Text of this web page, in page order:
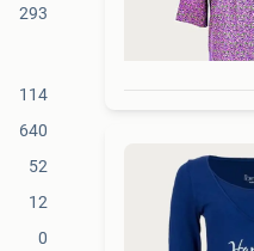
293
114
640
52
12
0